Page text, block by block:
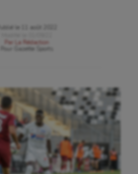
Publié le
11 août 2022
Par
La Rédaction
Gazette Sports